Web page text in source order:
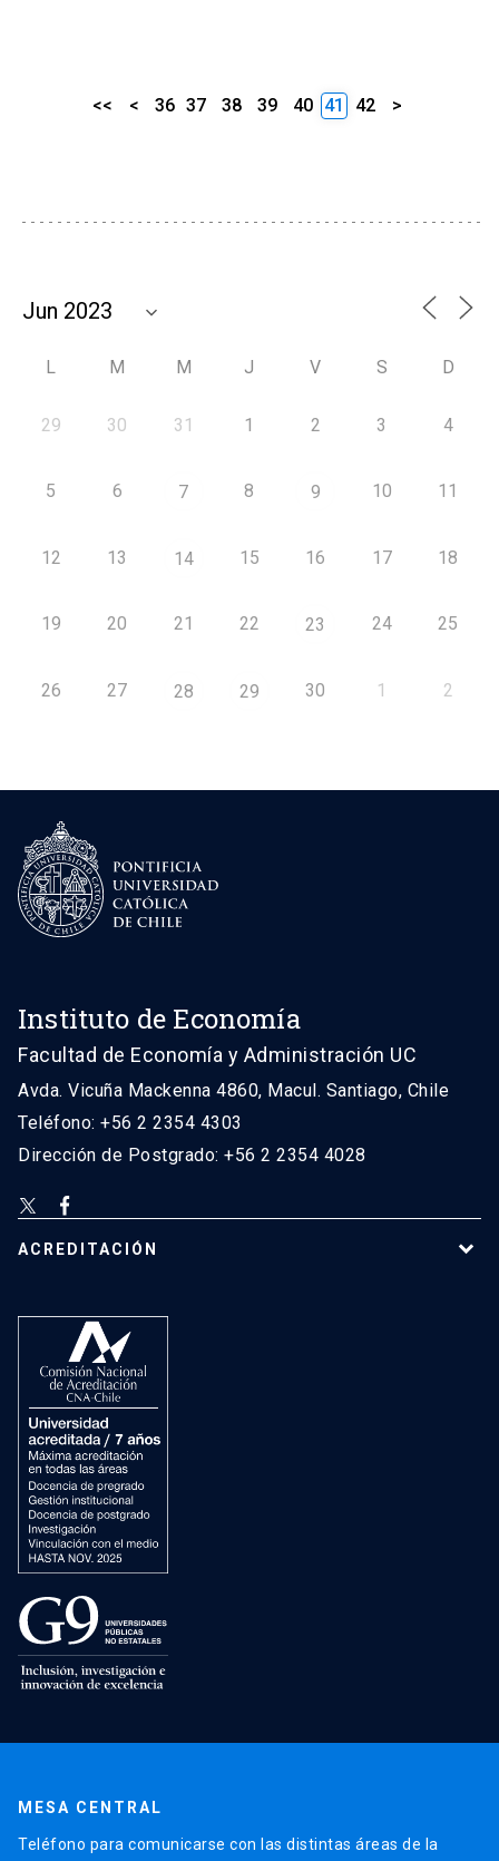
<< < 36 37 38 39 40 41 42 >
L M M J V S D
29 30 31 1 2 3 4
5 6 7 8 9 10 11
12 13 14 15 16 17 18
19 20 21 22 23 24 25
26 27 28 29 30 1 2
Instituto de Economía
Facultad de Economía y Administración UC
Avda. Vicuña Mackenna 4860, Macul. Santiago, Chile
Teléfono: +56 2 2354 4303
Dirección de Postgrado: +56 2 2354 4028
ACREDITACIÓN
MESA CENTRAL
Teléfono para comunicarse con las distintas áreas de la